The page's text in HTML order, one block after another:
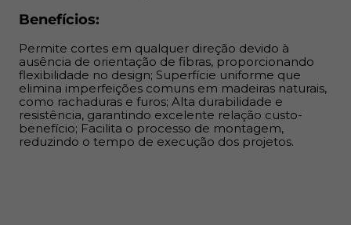
Benefícios:
Permite cortes em qualquer direção devido à
ausência de orientação de fibras, proporcionando
flexibilidade no design; Superfície uniforme que
elimina imperfeições comuns em madeiras naturais,
como rachaduras e furos; Alta durabilidade e
resistência, garantindo excelente relação custo-
benefício; Facilita o processo de montagem,
reduzindo o tempo de execução dos projetos.